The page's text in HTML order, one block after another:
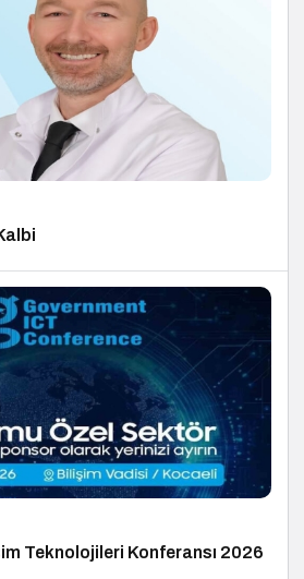
Teknolojileri Konferansı 2026